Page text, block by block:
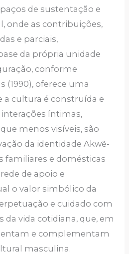
de sustentação e
onde as contribuições,
e parciais,
da própria unidade
conforme
(1990), oferece uma
a cultura é construída e
íntimas,
menos visíveis, são
da identidade Akwẽ-
familiares e domésticas
de apoio e
o valor simbólico da
e cuidado com
da vida cotidiana, que, em
e complementam
masculina.